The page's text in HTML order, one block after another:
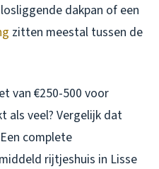
dakpan of een
zitten meestal tussen de
van €250-500 voor
als veel? Vergelijk dat
complete
rijtjeshuis in Lisse